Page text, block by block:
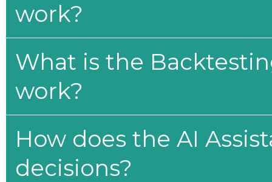
work?
What is the
work?
How does the AI
decisions?